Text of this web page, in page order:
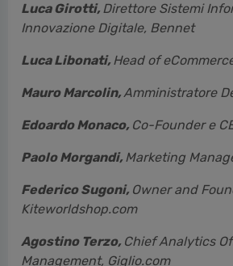
Luca Girotti, Direttore Sistemi
Innovazione Digitale, Bennet
Luca Libonati, Head of
Mauro Marcolin,Amministratore
Edoardo Monaco, Co-Founder e
Paolo Morgandi, Marketing
Federico Sugoni, Owner and
Kiteworldshop.com
Agostino Terzo, Chief Analytics
Management, Giglio.com